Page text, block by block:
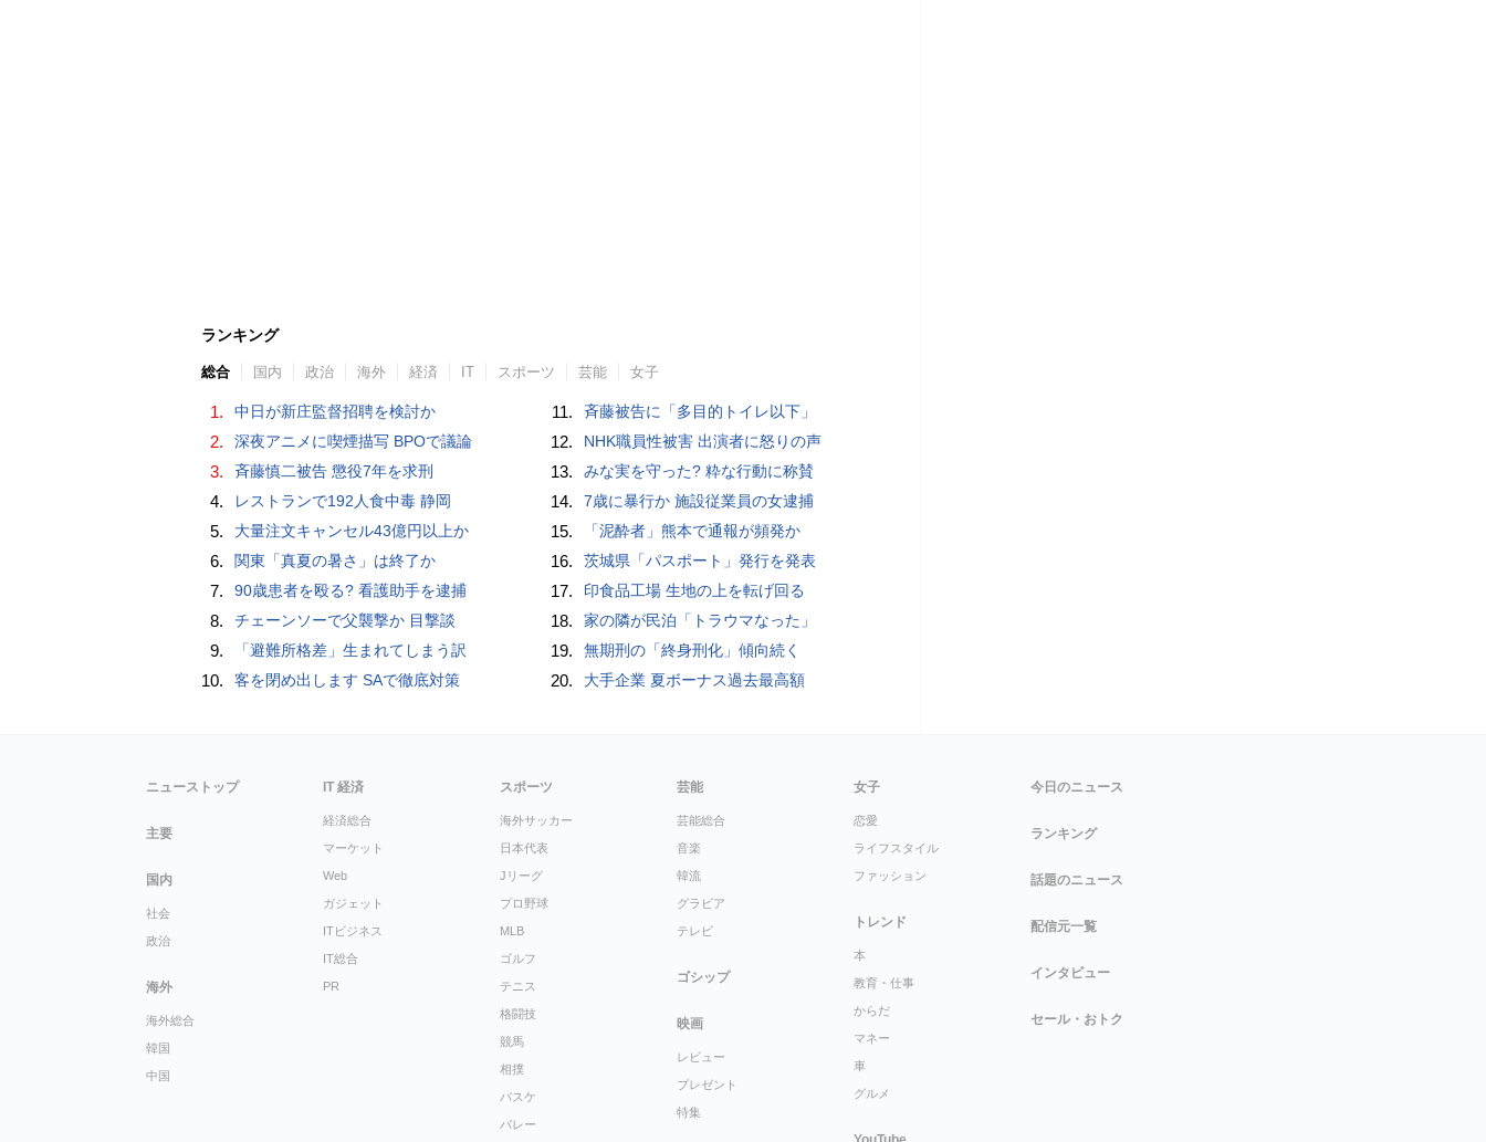
ランキング
総合 国内 政治 海外 経済 IT スポーツ 芸能 女子
1. 中日が新庄監督招聘を検討か
2. 深夜アニメに喫煙描写 BPOで議論
3. 斉藤慎二被告 懲役7年を求刑
4. レストランで192人食中毒 静岡
5. 大量注文キャンセル43億円以上か
6. 関東「真夏の暑さ」は終了か
7. 90歳患者を殴る? 看護助手を逮捕
8. チェーンソーで父襲撃か 目撃談
9. 「避難所格差」生まれてしまう訳
10. 客を閉め出します SAで徹底対策
11. 斉藤被告に「多目的トイレ以下」
12. NHK職員性被害 出演者に怒りの声
13. みな実を守った? 粋な行動に称賛
14. 7歳に暴行か 施設従業員の女逮捕
15. 「泥酔者」熊本で通報が頻発か
16. 茨城県「パスポート」発行を発表
17. 印食品工場 生地の上を転げ回る
18. 家の隣が民泊「トラウマなった」
19. 無期刑の「終身刑化」傾向続く
20. 大手企業 夏ボーナス過去最高額
ニューストップ
主要
国内
社会
政治
海外
海外総合
韓国
中国
IT 経済
経済総合
マーケット
Web
ガジェット
ITビジネス
IT総合
PR
スポーツ
海外サッカー
日本代表
Jリーグ
プロ野球
MLB
ゴルフ
テニス
格闘技
競馬
相撲
バスケ
バレー
芸能
芸能総合
音楽
韓流
グラビア
テレビ
ゴシップ
映画
レビュー
プレゼント
特集
女子
恋愛
ライフスタイル
ファッション
トレンド
本
教育・仕事
からだ
マネー
車
グルメ
今日のニュース
ランキング
話題のニュース
配信元一覧
インタビュー
セール・おトク